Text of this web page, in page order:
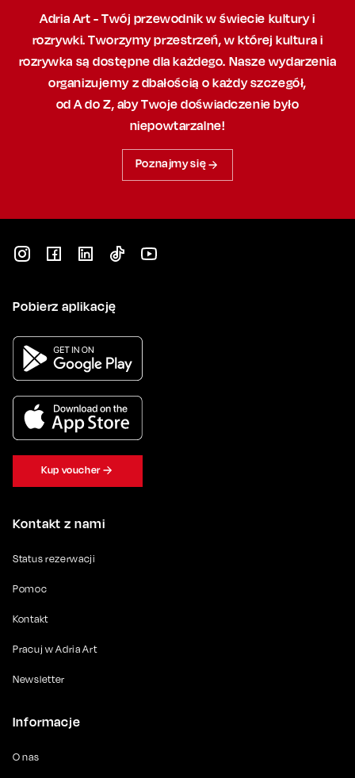
Adria Art - Twój przewodnik w świecie kultury i
rozrywki. Tworzymy przestrzeń,w której kultura i
rozrywka są dostępne dla każdego. Nasze wydarzenia
organizujemy z dbałością o każdy szczegół,
od A do Z, abyTwoje doświadczenie było
niepowtarzalne!
Poznajmy się
Kontakt z nami
Status rezerwacji
Pomoc
Kontakt
Pracuj w Adria Art
Newsletter
Informacje
O nas
Pobierz aplikację
Kup voucher